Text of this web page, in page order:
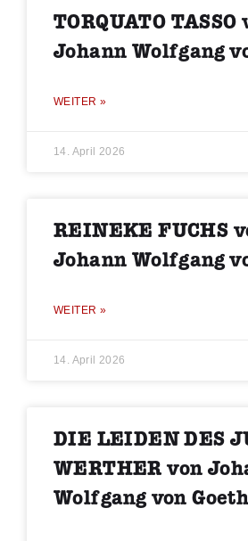
TORQUATO TASSO
Johann Wolfgang
WEITER »
14. April 2026
REINEKE FUCHS
Johann Wolfgang
WEITER »
14. April 2026
DIE LEIDEN DES
WERTHER von
Wolfgang von